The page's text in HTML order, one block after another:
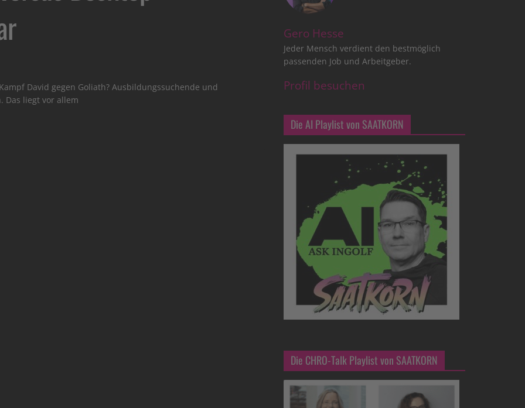
David gegen Goliath? Ausbildungssuchende und
Das liegt vor allem
Gero Hesse
Jeder Mensch verdient den bestmöglich
passenden Job und Arbeitgeber.
Profil besuchen
Die AI Playlist von SAATKORN
Die CHRO-Talk Playlist von SAATKORN